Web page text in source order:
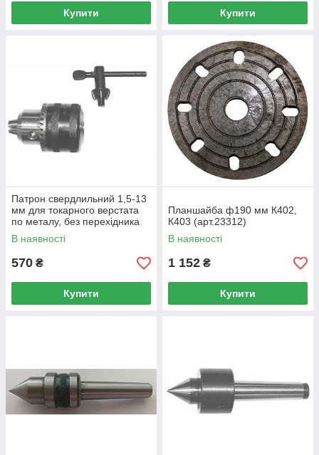
Купити Купити
Патрон свердлильний 1,5-13
мм для токарного верстата
по металу, без перехідника
(арт.23314)
В наявності
570 ₴
Купити
Планшайба ф190 мм К402,
К403 (арт.23312)
В наявності
1 152 ₴
Купити